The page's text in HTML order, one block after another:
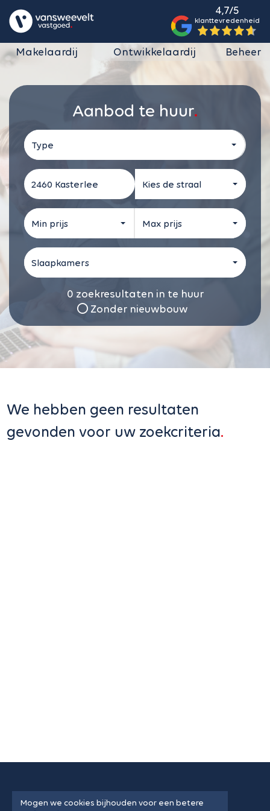
4,7/5
klanttevredenheid
Makelaardij Ontwikkelaardij Beheer
Aanbod te huur
Type
Kies de straal
Min prijs Max prijs
Slaapkamers
0 zoekresultaten in te huur
Zonder nieuwbouw
We hebben geen resultaten
gevonden voor uw zoekcriteria
Mogen we cookies bijhouden voor een betere